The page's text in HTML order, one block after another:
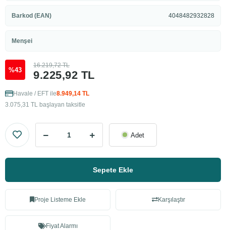
Barkod (EAN) 4048482932828
Menşei
%43 9.225,92 TL
16.219,72 TL
Havale / EFT ile8.949,14 TL
3.075,31 TL başlayan taksitle
Adet
Sepete Ekle
Proje Listeme Ekle Karşılaştır
Fiyat Alarmı